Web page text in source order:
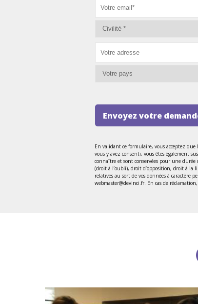
Envoyez votre
En validant ce formulaire, vous acceptez
vous y avez consenti, vous êtes également
connaître et sont conservées pour une durée
(droit à l’oubli), droit d’opposition, droit à
relatives au sort de vos données à caractère
webmaster@devinci.fr. En cas de